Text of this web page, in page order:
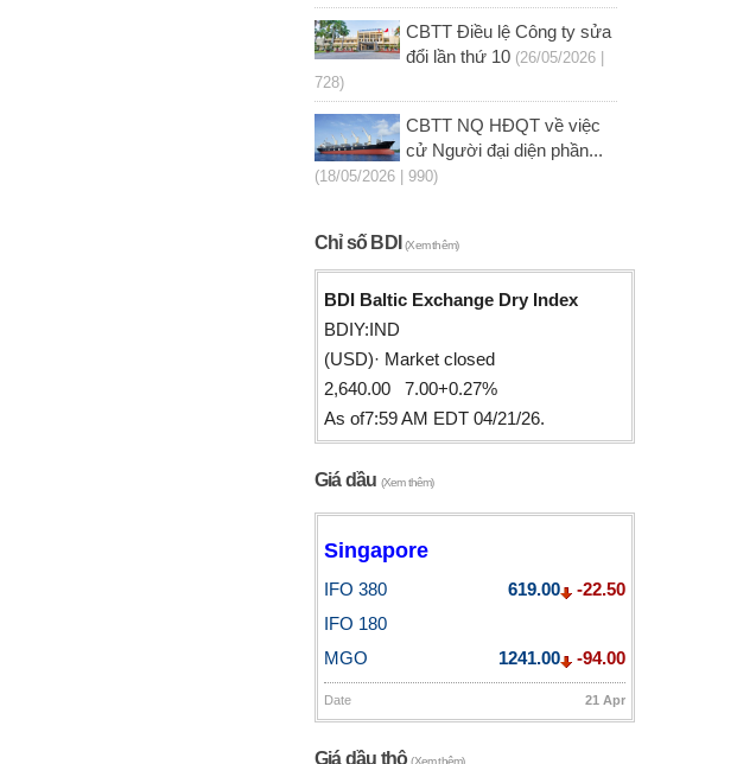
CBTT Điều lệ Công ty sửa
đổi lần thứ 10 (26/05/2026 |
728)
CBTT NQ HĐQT về việc
cử Người đại diện phần...
(18/05/2026 | 990)
Chỉ số BDI(Xem thêm)
BDI Baltic Exchange Dry Index
BDIY:IND
(USD)· Market closed
2,640.00 7.00+0.27%
As of7:59 AM EDT 04/21/26.
Giá dầu (Xem thêm)
Singapore
IFO 380 619.00
-22.50
IFO 180
MGO
1241.00 -94.00
Date 21 Apr
Giá dầu thô(Xem thêm)